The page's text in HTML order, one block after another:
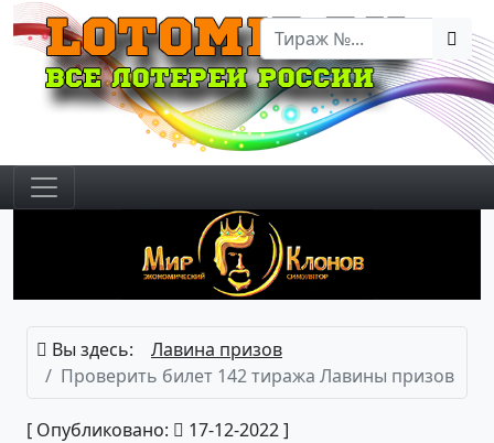
Вы здесь:
Лавина призов
Проверить билет 142 тиража Лавины призов
[ Опубликовано: 17-12-2022 ]